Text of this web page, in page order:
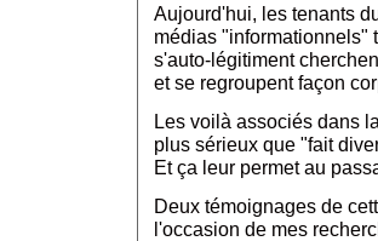
Aujourd'hui, les tenants
médias "informationnels"
s'auto-légitiment
et se regroupent façon
Les voilà associés dans
plus sérieux que "fait
Et ça leur permet au
Deux témoignages de
l'occasion de mes